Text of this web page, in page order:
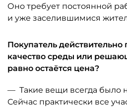
Оно требует постоянной
и уже заселившимися
Покупатель действительно
качество среды или
равно остаётся цена?
— Такие вещи всегда было
Сейчас практически все